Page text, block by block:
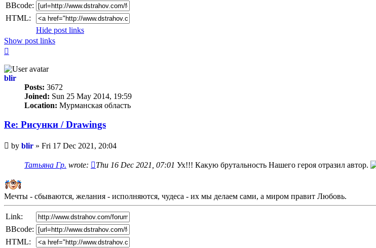
BBcode:
HTML:
Hide post links
Show post links
blir
Posts: 3672
Joined: Sun 25 May 2014, 19:59
Location: Мурманская область
Re: Рисунки / Drawings
Unread
post
by blir » Fri 17 Dec 2021, 20:04
Татьяна Гр. wrote: Thu 16 Dec 2021, 07:01 Ух!!! Какую брутальность Нашего героя отразил автор.
Мечты - сбываются, желания - исполняются, чудеса - их мы делаем сами, а миром правит Любовь.
Link:
BBcode:
HTML: